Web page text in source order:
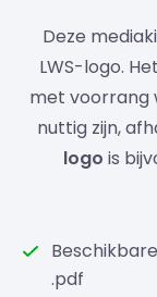
Deze
LWS-logo. Het
met voorrang
nuttig zijn,
logo is
.pdf